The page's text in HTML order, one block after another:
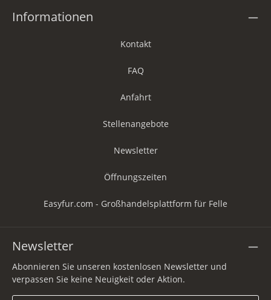
Informationen
Kontakt
FAQ
Anfahrt
Stellenangebote
Newsletter
Öffnungszeiten
Easyfur.com - Großhandelsplattform für Felle
Newsletter
Abonnieren Sie unseren kostenlosen Newsletter und
verpassen Sie keine Neuigkeit oder Aktion.